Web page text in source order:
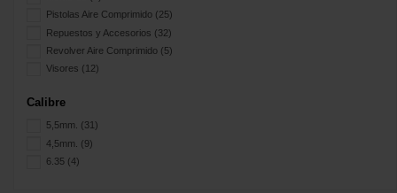
Pistolas Aire Comprimido (25)
Repuestos y Accesorios (32)
Revolver Aire Comprimido (5)
Visores (12)
Calibre
5,5mm. (31)
4,5mm. (9)
6.35 (4)